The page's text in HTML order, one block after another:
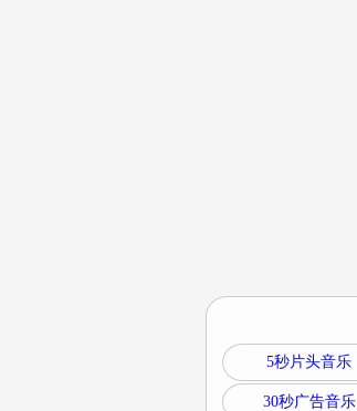
5秒片头音乐
30秒广告音乐